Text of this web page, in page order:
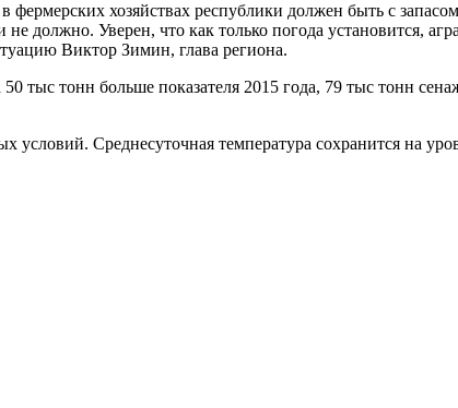
фермерских хозяйствах республики должен быть с
должно. Уверен, что как только погода установится,
Виктор Зимин, глава региона.
тыс тонн больше показателя 2015 года, 79 тыс тонн
Среднесуточная температура сохранится на